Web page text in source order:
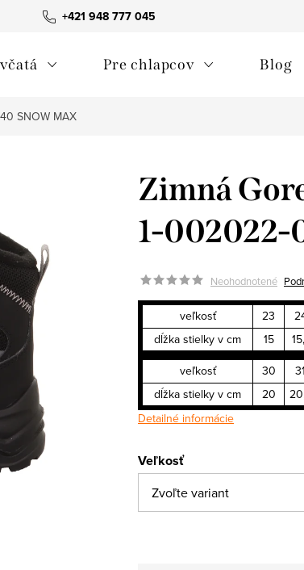
+421 948 777 045
reklamácie tovaru Ako nakupovať
Pre chlapcov Blog
SNOW MAX
Zimná
1-002022-
Neohodnotené
veľkosť 23
dĺžka stielky v cm
15
veľkosť
30 31
dĺžka stielky v cm
20
Detailné informácie
Veľkosť